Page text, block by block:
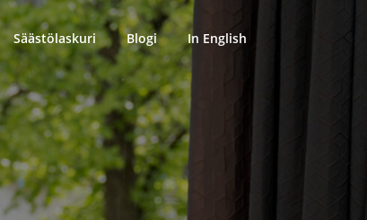
Säästölaskuri Blogi In English